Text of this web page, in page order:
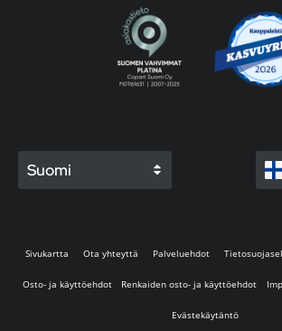
Suomi
Sivukartta Ota yhteyttä Palveluehdot
Osto- ja käyttöehdot Renkaiden osto- ja käyttöehdot
Evästekäytäntö